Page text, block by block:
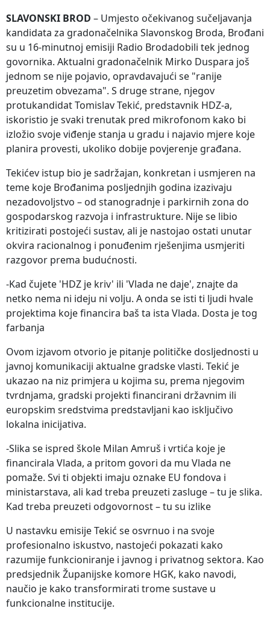
SLAVONSKI BROD – Umjesto očekivanog sučeljavanja
kandidata za gradonačelnika Slavonskog Broda, Brođani
su u 16-minutnoj emisiji Radio Brodadobili tek jednog
govornika. Aktualni gradonačelnik Mirko Duspara još
jednom se nije pojavio, opravdavajući se "ranije
preuzetim obvezama". S druge strane, njegov
protukandidat Tomislav Tekić, predstavnik HDZ-a,
iskoristio je svaki trenutak pred mikrofonom kako bi
izložio svoje viđenje stanja u gradu i najavio mjere koje
planira provesti, ukoliko dobije povjerenje građana.
Tekićev istup bio je sadržajan, konkretan i usmjeren na
teme koje Brođanima posljednjih godina izazivaju
nezadovoljstvo – od stanogradnje i parkirnih zona do
gospodarskog razvoja i infrastrukture. Nije se libio
kritizirati postojeći sustav, ali je nastojao ostati unutar
okvira racionalnog i ponuđenim rješenjima usmjeriti
razgovor prema budućnosti.
-Kad čujete 'HDZ je kriv' ili 'Vlada ne daje', znajte da
netko nema ni ideju ni volju. A onda se isti ti ljudi hvale
projektima koje financira baš ta ista Vlada. Dosta je tog
farbanja
Ovom izjavom otvorio je pitanje političke dosljednosti u
javnoj komunikaciji aktualne gradske vlasti. Tekić je
ukazao na niz primjera u kojima su, prema njegovim
tvrdnjama, gradski projekti financirani državnim ili
europskim sredstvima predstavljani kao isključivo
lokalna inicijativa.
-Slika se ispred škole Milan Amruš i vrtića koje je
financirala Vlada, a pritom govori da mu Vlada ne
pomaže. Svi ti objekti imaju oznake EU fondova i
ministarstava, ali kad treba preuzeti zasluge – tu je slika.
Kad treba preuzeti odgovornost – tu su izlike
U nastavku emisije Tekić se osvrnuo i na svoje
profesionalno iskustvo, nastojeći pokazati kako
razumije funkcioniranje i javnog i privatnog sektora. Kao
predsjednik Županijske komore HGK, kako navodi,
naučio je kako transformirati trome sustave u
funkcionalne institucije.